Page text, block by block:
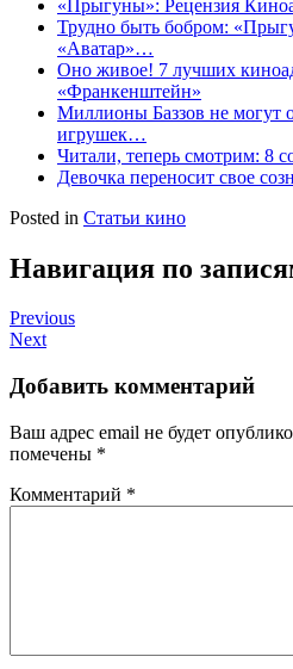
«Прыгуны»: Рецензия
Трудно быть бобром:
«Аватар»…
Оно живое! 7 лучших
«Франкенштейн»
Миллионы Баззов не могут
игрушек…
Читали, теперь смотрим: 8
Девочка переносит свое
Posted in Статьи кино
Навигация по
Previous
Next
Добавить комментарий
Ваш адрес email не будет
помечены *
Комментарий *